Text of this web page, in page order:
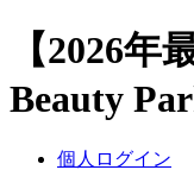
【2026
Beauty
個人ログイン